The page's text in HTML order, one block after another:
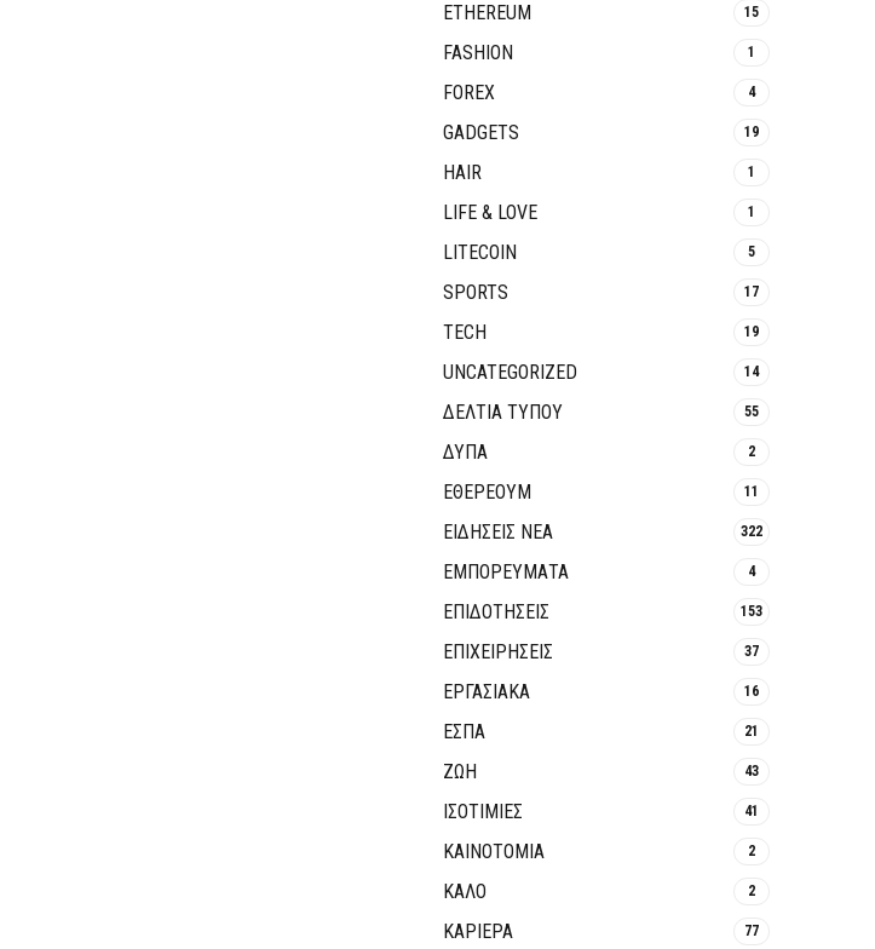
ETHEREUM 15
FASHION 1
FOREX 4
GADGETS 19
HAIR 1
LIFE & LOVE 1
LITECOIN 5
SPORTS 17
TECH 19
UNCATEGORIZED 14
ΔΕΛΤΙΑ ΤΥΠΟΥ 55
ΔΥΠΑ 2
ΕΘΈΡΕΟΥΜ 11
ΕΙΔΗΣΕΙΣ ΝΕΑ 322
ΕΜΠΟΡΕΥΜΑΤΑ 4
ΕΠΙΔΟΤΗΣΕΙΣ 153
ΕΠΙΧΕΙΡΗΣΕΙΣ 37
ΕΡΓΑΣΙΑΚΑ 16
ΕΣΠΑ 21
ΖΩΗ 43
ΙΣΟΤΙΜΙΕΣ 41
ΚΑΙΝΟΤΟΜΊΑ 2
ΚΑΛΟ 2
ΚΑΡΙΕΡΑ 77